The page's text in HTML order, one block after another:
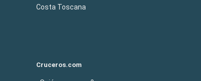
Costa Toscana
Cruceros.com